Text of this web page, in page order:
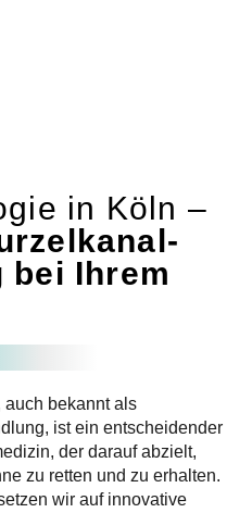
in Köln –
bei Ihrem
bekannt als
ist ein entscheidender
der darauf abzielt,
zu retten und zu erhalten.
wir auf innovative